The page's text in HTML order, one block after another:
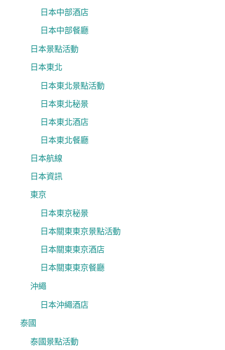
日本中部酒店
日本中部餐廳
日本景點活動
日本東北
日本東北景點活動
日本東北秘景
日本東北酒店
日本東北餐廳
日本航線
日本資訊
東京
日本東京秘景
日本關東東京景點活動
日本關東東京酒店
日本關東東京餐廳
沖繩
日本沖繩酒店
泰國
泰國景點活動